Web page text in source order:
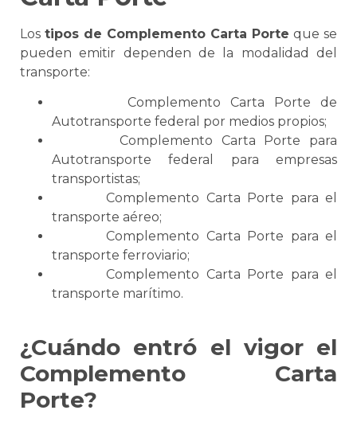
Los tipos de Complemento Carta Porte que se
pueden emitir dependen de la modalidad del
transporte:
ComplementoCarta Porte de
Autotransporte federal por medios propios;
Complemento Carta Porte para
Autotransporte federal
para empresas
transportistas;
Complemento Carta Porte para el
transporte aéreo;
Complemento Carta Porte para el
transporte ferroviario;
Complemento Carta Porte para el
transporte marítimo.
¿Cuándo entró el vigor el
Complemento Carta
Porte?